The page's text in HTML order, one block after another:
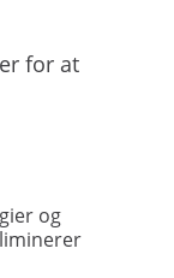
for at
og